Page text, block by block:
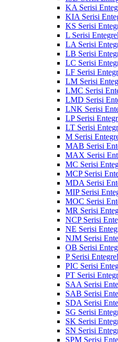
KA Serisi
KIA Serisi
KS Serisi
L Serisi
LA Serisi
LB Serisi
LC Serisi
LF Serisi
LM Serisi
LMC Serisi
LMD Serisi
LNK Serisi
LP Serisi
LT Serisi
M Serisi
MAB Serisi
MAX Serisi
MC Serisi
MCP Serisi
MDA Serisi
MIP Serisi
MOC Serisi
MR Serisi
NCP Serisi
NE Serisi
NJM Serisi
OB Serisi
P Serisi
PIC Serisi
PT Serisi
SAA Serisi
SAB Serisi
SDA Serisi
SG Serisi
SK Serisi
SN Serisi
SPM Serisi